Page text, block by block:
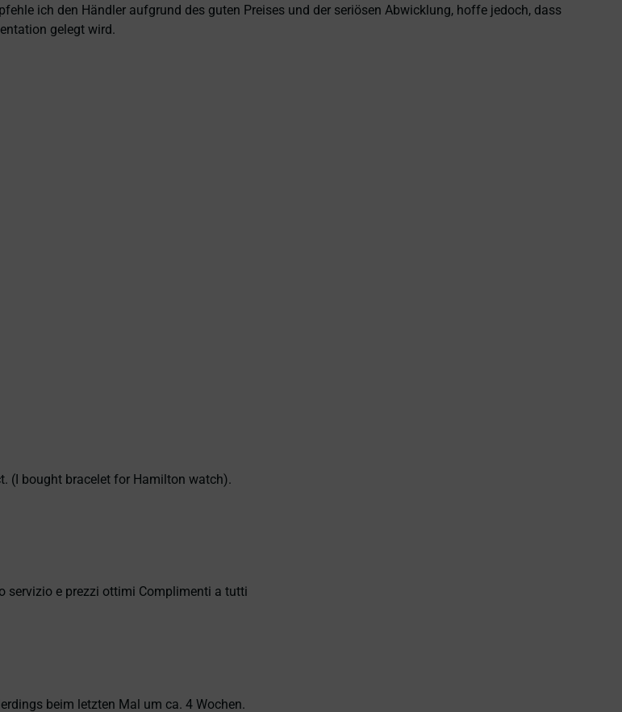
ich den Händler aufgrund des guten Preises und der seriösen Abwicklung, hoffe jedoch, dass
gelegt wird.
(I bought bracelet for Hamilton watch).
servizio e prezzi ottimi Complimenti a tutti
beim letzten Mal um ca. 4 Wochen.